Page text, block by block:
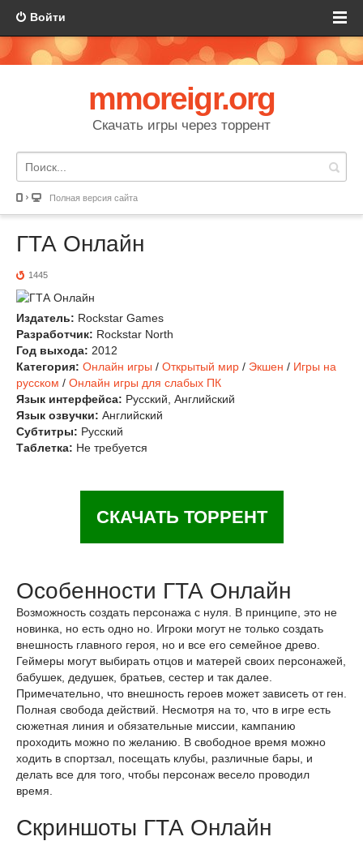
Войти
mmoreigr.org
Скачать игры через торрент
Полная версия сайта
ГТА Онлайн
1445
Издатель: Rockstar Games
Разработчик: Rockstar North
Год выхода: 2012
Категория: Онлайн игры / Открытый мир / Экшен / Игры на
русском / Онлайн игры для слабых ПК
Язык интерфейса: Русский, Английский
Язык озвучки: Английский
Субтитры: Русский
Таблетка: Не требуется
СКАЧАТЬ ТОРРЕНТ
Особенности ГТА Онлайн
Возможность создать персонажа с нуля. В принципе, это не
новинка, но есть одно но. Игроки могут не только создать
внешность главного героя, но и все его семейное древо.
Геймеры могут выбирать отцов и матерей своих персонажей,
бабушек, дедушек, братьев, сестер и так далее.
Примечательно, что внешность героев может зависеть от ген.
Полная свобода действий. Несмотря на то, что в игре есть
сюжетная линия и обязательные миссии, кампанию
проходить можно по желанию. В свободное время можно
ходить в спортзал, посещать клубы, различные бары, и
делать все для того, чтобы персонаж весело проводил
время.
Скриншоты ГТА Онлайн